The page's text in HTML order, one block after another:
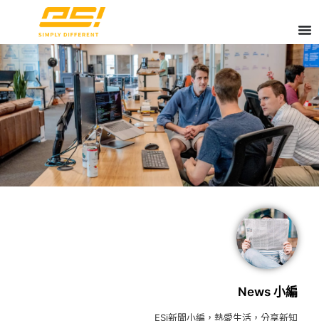
News 小編
ESi新聞小編，熱愛生活，分享新知